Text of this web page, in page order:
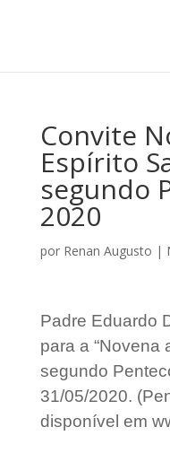
Convite
Espírito
segundo
2020
por Renan Augusto |
Padre Eduardo
para a “Novena
segundo
31/05/2020.
disponível em